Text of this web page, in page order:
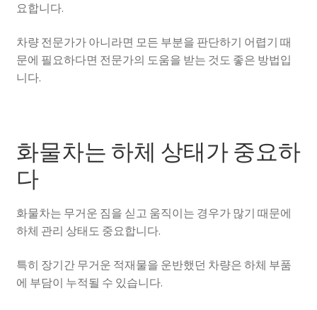
요합니다.
차량 전문가가 아니라면 모든 부분을 판단하기 어렵기 때
문에 필요하다면 전문가의 도움을 받는 것도 좋은 방법입
니다.
화물차는 하체 상태가 중요하
다
화물차는 무거운 짐을 싣고 움직이는 경우가 많기 때문에
하체 관리 상태도 중요합니다.
특히 장기간 무거운 적재물을 운반했던 차량은 하체 부품
에 부담이 누적될 수 있습니다.